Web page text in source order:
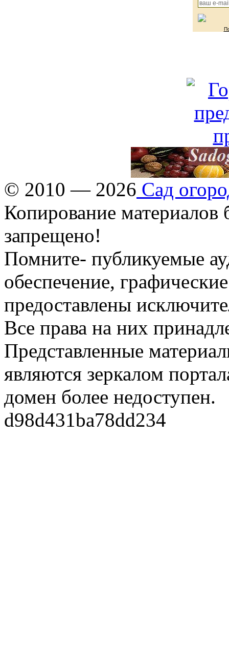
© 2010 — 2026 Сад
Копирование материалов
запрещено!
Помните- публикуемые
обеспечение,
предоставлены
Все права на них
Представленные
являются зеркалом
домен более недоступен.
d98d431ba78dd234